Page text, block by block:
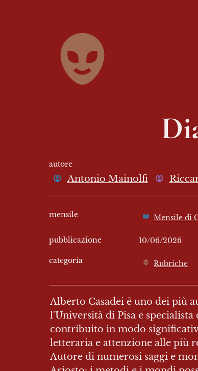
autore
Antonio Mainolfi
mensile Mensile di
pubblicazione 10/06/2026
categoria Rubriche
Alberto Casadei è uno dei più
l'Università di Pisa e
contribuito in modo
letteraria e attenzione alle più
Autore di numerosi saggi e